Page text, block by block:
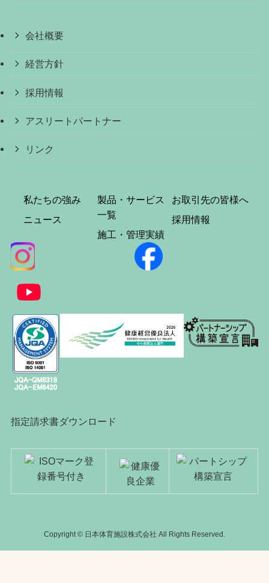
会社概要
経営方針
採用情報
アスリートパートナー
リンク
私たちの強み
ニュース
製品・サービス
一覧
施工・管理実績
お取引先の皆様へ
採用情報
指定請求書ダウンロード
Copyright © 日本体育施設株式会社 All Rights Reserved.